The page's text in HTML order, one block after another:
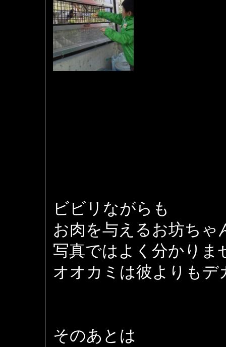
ビビリながらも
お肉を与えるお坊ちゃ
写真ではよく分かりま
オオカミは彼よりもデ
そのあとは